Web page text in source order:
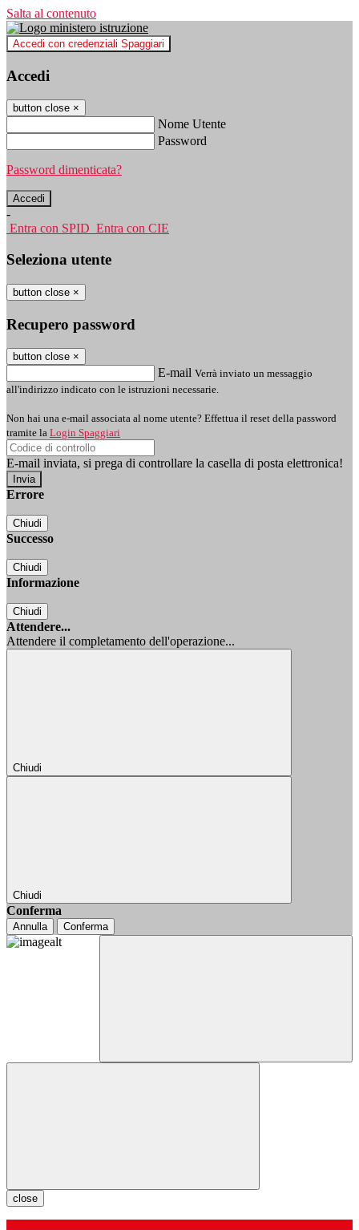
Salta al contenuto
Accedi con credenziali Spaggiari
Accedi
button close ×
Nome Utente
Password
Password dimenticata?
-
Entra con SPID Entra con CIE
Seleziona utente
button close ×
Recupero password
button close ×
E-mail Verrà inviato un messaggio
all'indirizzo indicato con le istruzioni necessarie.
Non hai una e-mail associata al nome utente? Effettua il reset della password
tramite la Login Spaggiari
E-mail inviata, si prega di controllare la casella di posta elettronica!
Errore
Chiudi
Successo
Chiudi
Informazione
Chiudi
Attendere...
Attendere il completamento dell'operazione...
Chiudi
Chiudi
Conferma
Annulla Conferma
close